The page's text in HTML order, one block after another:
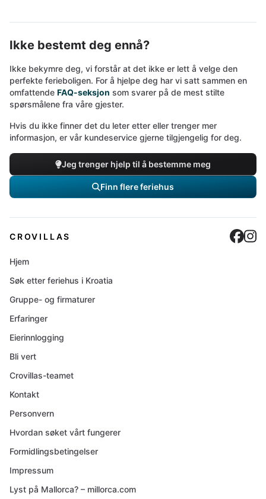
Ikke bestemt deg ennå?
Ikke bekymre deg, vi forstår at det ikke er lett å velge den
perfekte ferieboligen. For å hjelpe deg har vi satt sammen en
omfattende FAQ-seksjon som svarer på de mest stilte
spørsmålene fra våre gjester.
Hvis du ikke finner det du leter etter eller trenger mer
informasjon, er vår kundeservice gjerne tilgjengelig for deg.
Jeg trenger hjelp til å bestemme meg
Finn flere feriehus
CROVILLAS
Hjem
Søk etter feriehus i Kroatia
Gruppe- og firmaturer
Erfaringer
Eierinnlogging
Bli vert
Crovillas-teamet
Kontakt
Personvern
Hvordan søket vårt fungerer
Formidlingsbetingelser
Impressum
Lyst på Mallorca? – millorca.com